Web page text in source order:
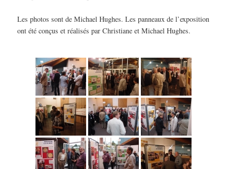
Les photos sont de Michael Hughes. Les panneaux de l’exposition
ont été conçus et réalisés par Christiane et Michael Hughes.